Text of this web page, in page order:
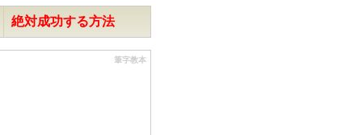
絶対成功する方法
筆字教本